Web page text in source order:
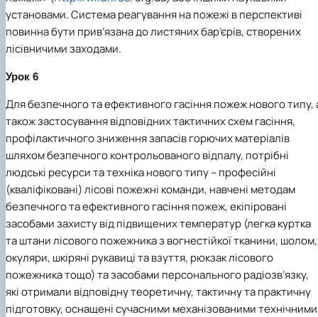
установами. Система реагування на пожежі в перспективі
повинна бути прив’язана до листяних бар’єрів, створених
лісівничими заходами.
Урок 6
Для безпечного та ефективного гасіння пожеж нового типу,
також застосування відповідних тактичних схем гасіння,
профілактичного зниження запасів горючих матеріалів
шляхом безпечного контрольованого відпалу, потрібні
людські ресурси та техніка нового типу – професійні
(кваліфіковані) лісові пожежні команди, навчені методам
безпечного та ефективного гасіння пожеж, екіпіровані
засобами захисту від підвищених температур (легка куртка
та штани лісового пожежника з вогнестійкої тканини, шолом,
окуляри, шкіряні рукавиці та взуття, рюкзак лісового
пожежника тощо) та засобами персонального радіозв’язку,
які отримали відповідну теоретичну, тактичну та практичну
підготовку, оснащені сучасними механізованими технічними